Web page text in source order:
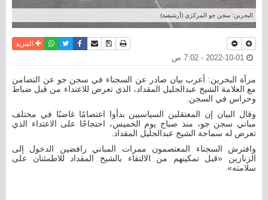
البحرين: سجن جو المركزي (أرشيفية)
نسخة للطباعة
حفظ الموضوع
أرسل الى صديق
فيسبوكتويترواتسابالمزيد
مرآة البحرين: أعرب بيان صادر عن السجناء في سجن جو عن التضامن
مع العلامة الشيخ عبدالجليل المقداد، الذي تعرض للاعتداء من قبل ضباط
وحراس في السجن.
وقال البيان إن المعتقلين السياسيين بدأوا اعتصامًا غاضبًا في مختلف
مباني سجن جو، منذ صباح يوم الخميس، احتجاجًا على الاعتداء الذي
تعرض له سماحة الشيخ عبدالجليل المقداد.
وافترش السجناء المعتصمون ممرات المباني رافضين الدخول إلى
الزنازين «قبل تمكينهم من الالتقاء بالشيخ المقداد للاطمئنان على
سلامته».